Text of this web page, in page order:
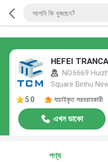
HEFEI
NO.6669
Square Binhu
5.0
যাচাইকৃত সরবরাহকারী
এখন ডাকো
পণ্য